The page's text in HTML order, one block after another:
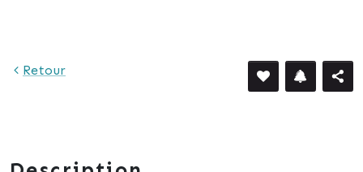
Retour